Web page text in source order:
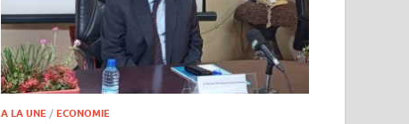
A LA UNE /ECONOMIE